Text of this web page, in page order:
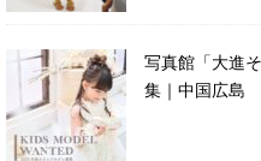
写真館「大進
集｜中国広島